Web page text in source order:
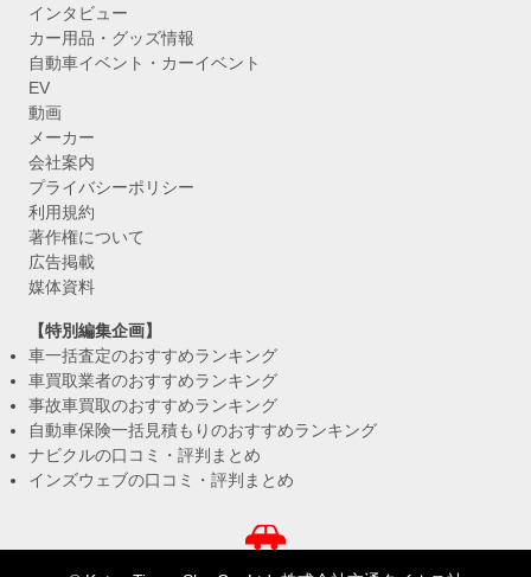
インタビュー
カー用品・グッズ情報
自動車イベント・カーイベント
EV
動画
メーカー
会社案内
プライバシーポリシー
利用規約
著作権について
広告掲載
媒体資料
【特別編集企画】
車一括査定のおすすめランキング
車買取業者のおすすめランキング
事故車買取のおすすめランキング
自動車保険一括見積もりのおすすめランキング
ナビクルの口コミ・評判まとめ
インズウェブの口コミ・評判まとめ